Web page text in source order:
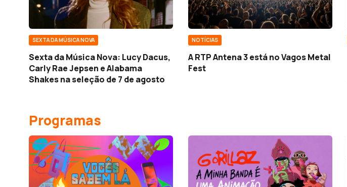
SEXTA DA MÚSICA NOVA
Sexta da Música Nova: Lucy Dacus,
Carly Rae Jepsen e Alabama
Shakes na seleção de 7 de agosto
NOTÍCIAS
A RTP Antena 3 está no Vagos Metal
Fest
Programas